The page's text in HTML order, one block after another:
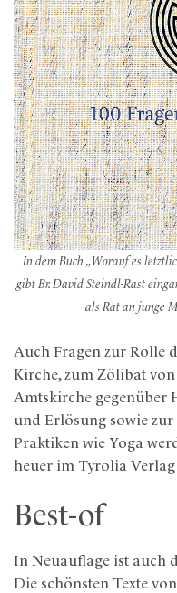
In dem Buch „Worauf es
gibt Br. David Steindl-Rast
als Rat an junge
Auch Fragen zur Rolle
Kirche, zum Zölibat
Amtskirche gegenüber
und Erlösung sowie
Praktiken wie Yoga
heuer im Tyrolia Verlag
Best-of
In Neuauflage ist auch
Die schönsten Texte